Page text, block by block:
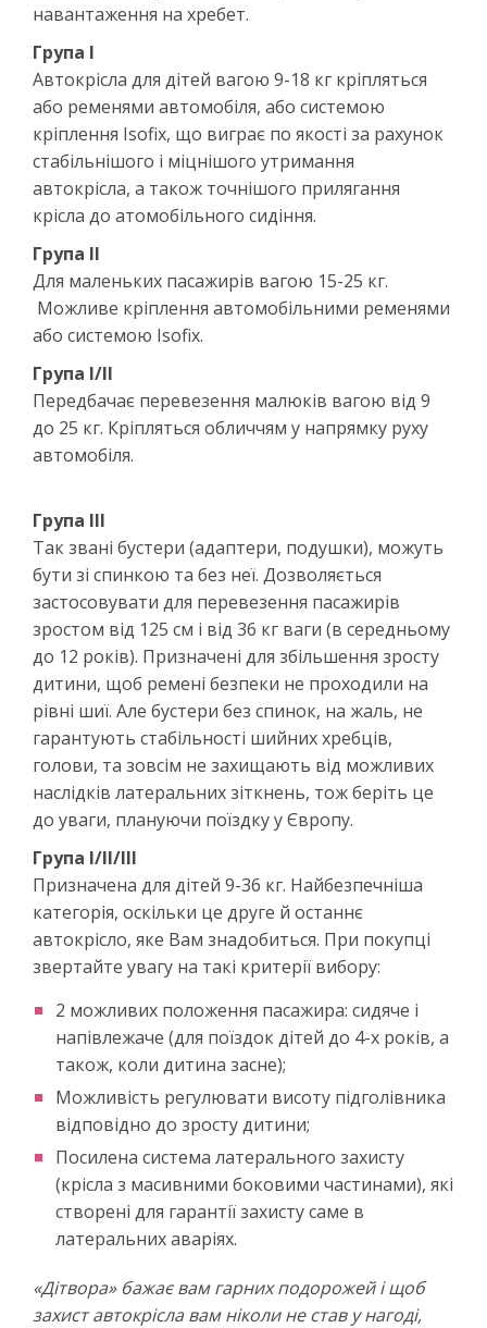
навантаження на хребет.
Група І
Автокрісла для дітей вагою 9-18 кг кріпляться
або ременями автомобіля, або системою
кріплення Isofix, що виграє по якості за рахунок
стабільнішого і міцнішого утримання
автокрісла, а також точнішого прилягання
крісла до атомобільного сидіння.
Група ІІ
Для маленьких пасажирів вагою 15-25 кг.
Можливе кріплення автомобільними ременями
або системою Isofix.
Група І/ІІ
Передбачає перевезення малюків вагою від 9
до 25 кг. Кріпляться обличчям у напрямку руху
автомобіля.
Група ІІІ
Так звані бустери (адаптери, подушки), можуть
бути зі спинкою та без неї. Дозволяється
застосовувати для перевезення пасажирів
зростом від 125 см і від 36 кг ваги (в середньому
до 12 років). Призначені для збільшення зросту
дитини, щоб ремені безпеки не проходили на
рівні шиї. Але бустери без спинок, на жаль, не
гарантують стабільності шийних хребців,
голови, та зовсім не захищають від можливих
наслідків латеральних зіткнень, тож беріть це
до уваги, плануючи поїздку у Європу.
Група І/ІІ/ІІІ
Призначена для дітей 9-36 кг. Найбезпечніша
категорія, оскільки це друге й останнє
автокрісло, яке Вам знадобиться. При покупці
звертайте увагу на такі критерії вибору:
2 можливих положення пасажира: сидяче і
напівлежаче (для поїздок дітей до 4-х років, а
також, коли дитина засне);
Можливість регулювати висоту підголівника
відповідно до зросту дитини;
Посилена система латерального захисту
(крісла з масивними боковими частинами), які
створені для гарантії захисту саме в
латеральних аваріях.
«Дітвора» бажає вам гарних подорожей і щоб
захист автокрісла вам ніколи не став у нагоді,